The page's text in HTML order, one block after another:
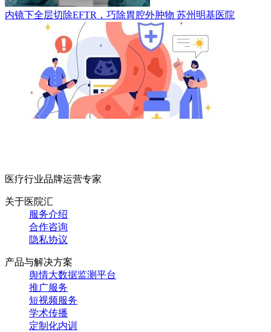
内镜下全层切除EFTR，巧除胃腔外肿物 苏州明基医院
医疗行业品牌运营专家
关于医院汇
服务介绍
合作咨询
隐私协议
产品与解决方案
舆情大数据监测平台
推广服务
短视频服务
学术传播
定制化内训